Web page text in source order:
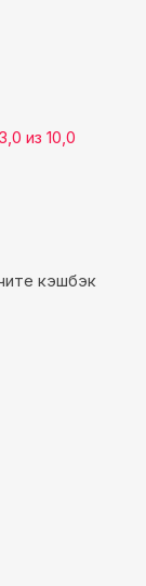
3,0 из 10,0
кэшбэк